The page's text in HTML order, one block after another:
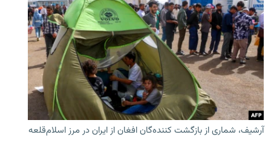
آرشیف، شماری از بازگشت کننده‌گان افغان از ایران در مرز اسلام‌قلعه